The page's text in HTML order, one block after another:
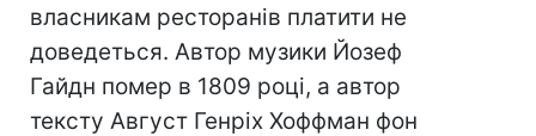
власникам ресторанів платити не
доведеться. Автор музики Йозеф
Гайдн помер в 1809 році, а автор
тексту Август Генріх Хоффман фон